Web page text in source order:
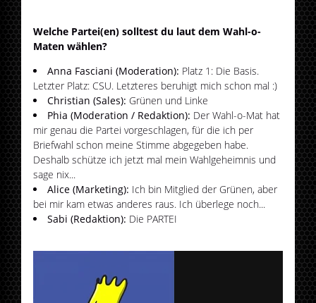
Welche Partei(en) solltest du laut dem Wahl-o-
Maten wählen?
Anna Fasciani (Moderation): Platz 1: Die Basis.
Letzter Platz: CSU. Letzteres beruhigt mich schon mal :)
Christian (Sales): Grünen und Linke
Phia (Moderation / Redaktion): Der Wahl-o-Mat hat
mir genau die Partei vorgeschlagen, für die ich per
Briefwahl schon meine Stimme abgegeben habe.
Deshalb schütze ich jetzt mal mein Wahlgeheimnis und
sage nix...
Alice (Marketing): Ich bin Mitglied der Grünen, aber
bei mir kam etwas anderes raus. Ich überlege noch...
Sabi (Redaktion): Die PARTEI